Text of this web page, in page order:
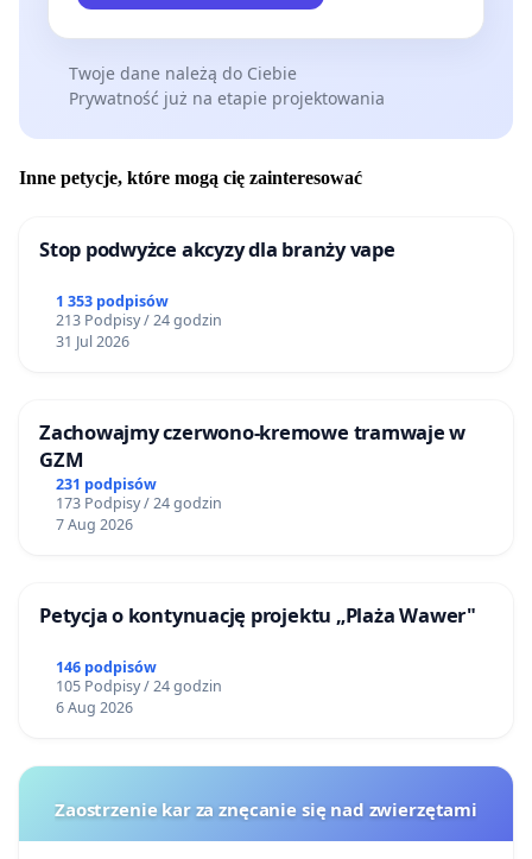
Twoje dane należą do Ciebie
Prywatność już na etapie projektowania
Inne petycje, które mogą cię zainteresować
Stop podwyżce akcyzy dla branży vape
1 353 podpisów
213 Podpisy / 24 godzin
31 Jul 2026
Zachowajmy czerwono-kremowe tramwaje w
GZM
231 podpisów
173 Podpisy / 24 godzin
7 Aug 2026
Petycja o kontynuację projektu „Plaża Wawer"
146 podpisów
105 Podpisy / 24 godzin
6 Aug 2026
Zaostrzenie kar za znęcanie się nad zwierzętami